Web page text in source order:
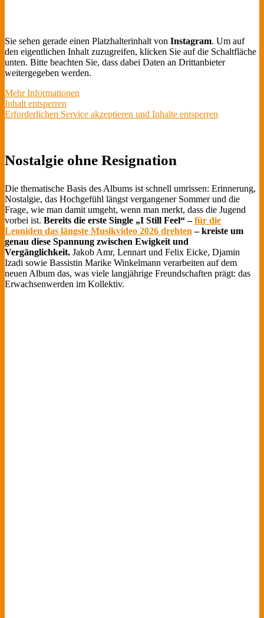
Sie sehen gerade einen Platzhalterinhalt von Instagram. Um auf
den eigentlichen Inhalt zuzugreifen, klicken Sie auf die Schaltfläche
unten. Bitte beachten Sie, dass dabei Daten an Drittanbieter
weitergegeben werden.
Mehr Informationen
Inhalt entsperren
Erforderlichen Service akzeptieren und Inhalte entsperren
Nostalgie ohne Resignation
Die thematische Basis des Albums ist schnell umrissen: Erinnerung,
Nostalgie, das Hochgefühl längst vergangener Sommer und die
Frage, wie man damit umgeht, wenn man merkt, dass die Jugend
vorbei ist. Bereits die erste Single „I Still Feel“ –für die
Leoniden das längste Musikvideo 2026 drehten – kreiste um
genau diese Spannung zwischen Ewigkeit und
Vergänglichkeit. Jakob Amr, Lennart und Felix Eicke, Djamin
Izadi sowie Bassistin Marike Winkelmann verarbeiten auf dem
neuen Album das, was viele langjährige Freundschaften prägt: das
Erwachsenwerden im Kollektiv.